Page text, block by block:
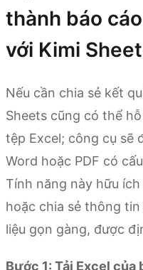
thành báo
với Kimi
Nếu cần chia sẻ kết
Sheets cũng có thể
tệp Excel; công cụ sẽ
Word hoặc PDF có
Tính năng này hữu
hoặc chia sẻ thông
liệu gọn gàng, được
Bước 1: Tải Excel của